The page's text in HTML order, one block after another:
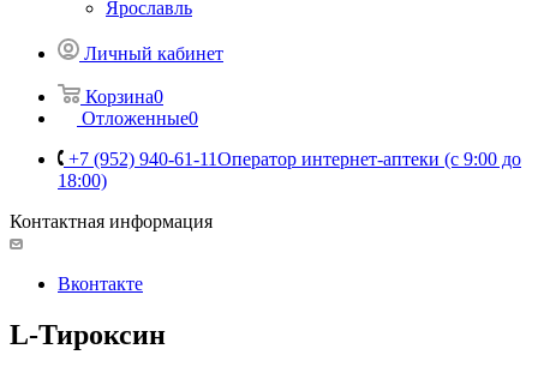
Ярославль
Личный кабинет
Корзина0
Отложенные0
+7 (952) 940-61-11Оператор интернет-аптеки (с 9:00 до
18:00)
Контактная информация
Вконтакте
L-Тироксин